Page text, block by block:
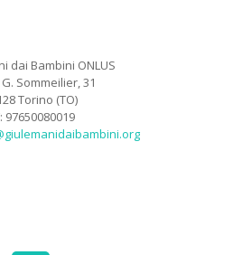
dai Bambini ONLUS
Sommeilier, 31
Torino (TO)
97650080019